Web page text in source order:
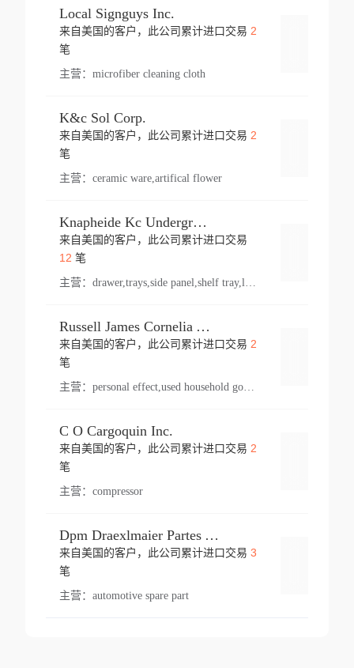
Local Signguys Inc.
来自美国的客户，此公司累计进口交易 2
笔
主营： microfiber cleaning cloth
K&c Sol Corp.
来自美国的客户，此公司累计进口交易 2
笔
主营： ceramic ware,artifical flower
Knapheide Kc Underground
来自美国的客户，此公司累计进口交易
12 笔
主营：
Russell James Cornelia Arlington Va
来自美国的客户，此公司累计进口交易 2
笔
主营： personal effect,used household goods
C O Cargoquin Inc.
来自美国的客户，此公司累计进口交易 2
笔
主营： compressor
Dpm Draexlmaier Partes Automotrices Corr Ind Huejotzingo
来自美国的客户，此公司累计进口交易 3
笔
主营： automotive spare part